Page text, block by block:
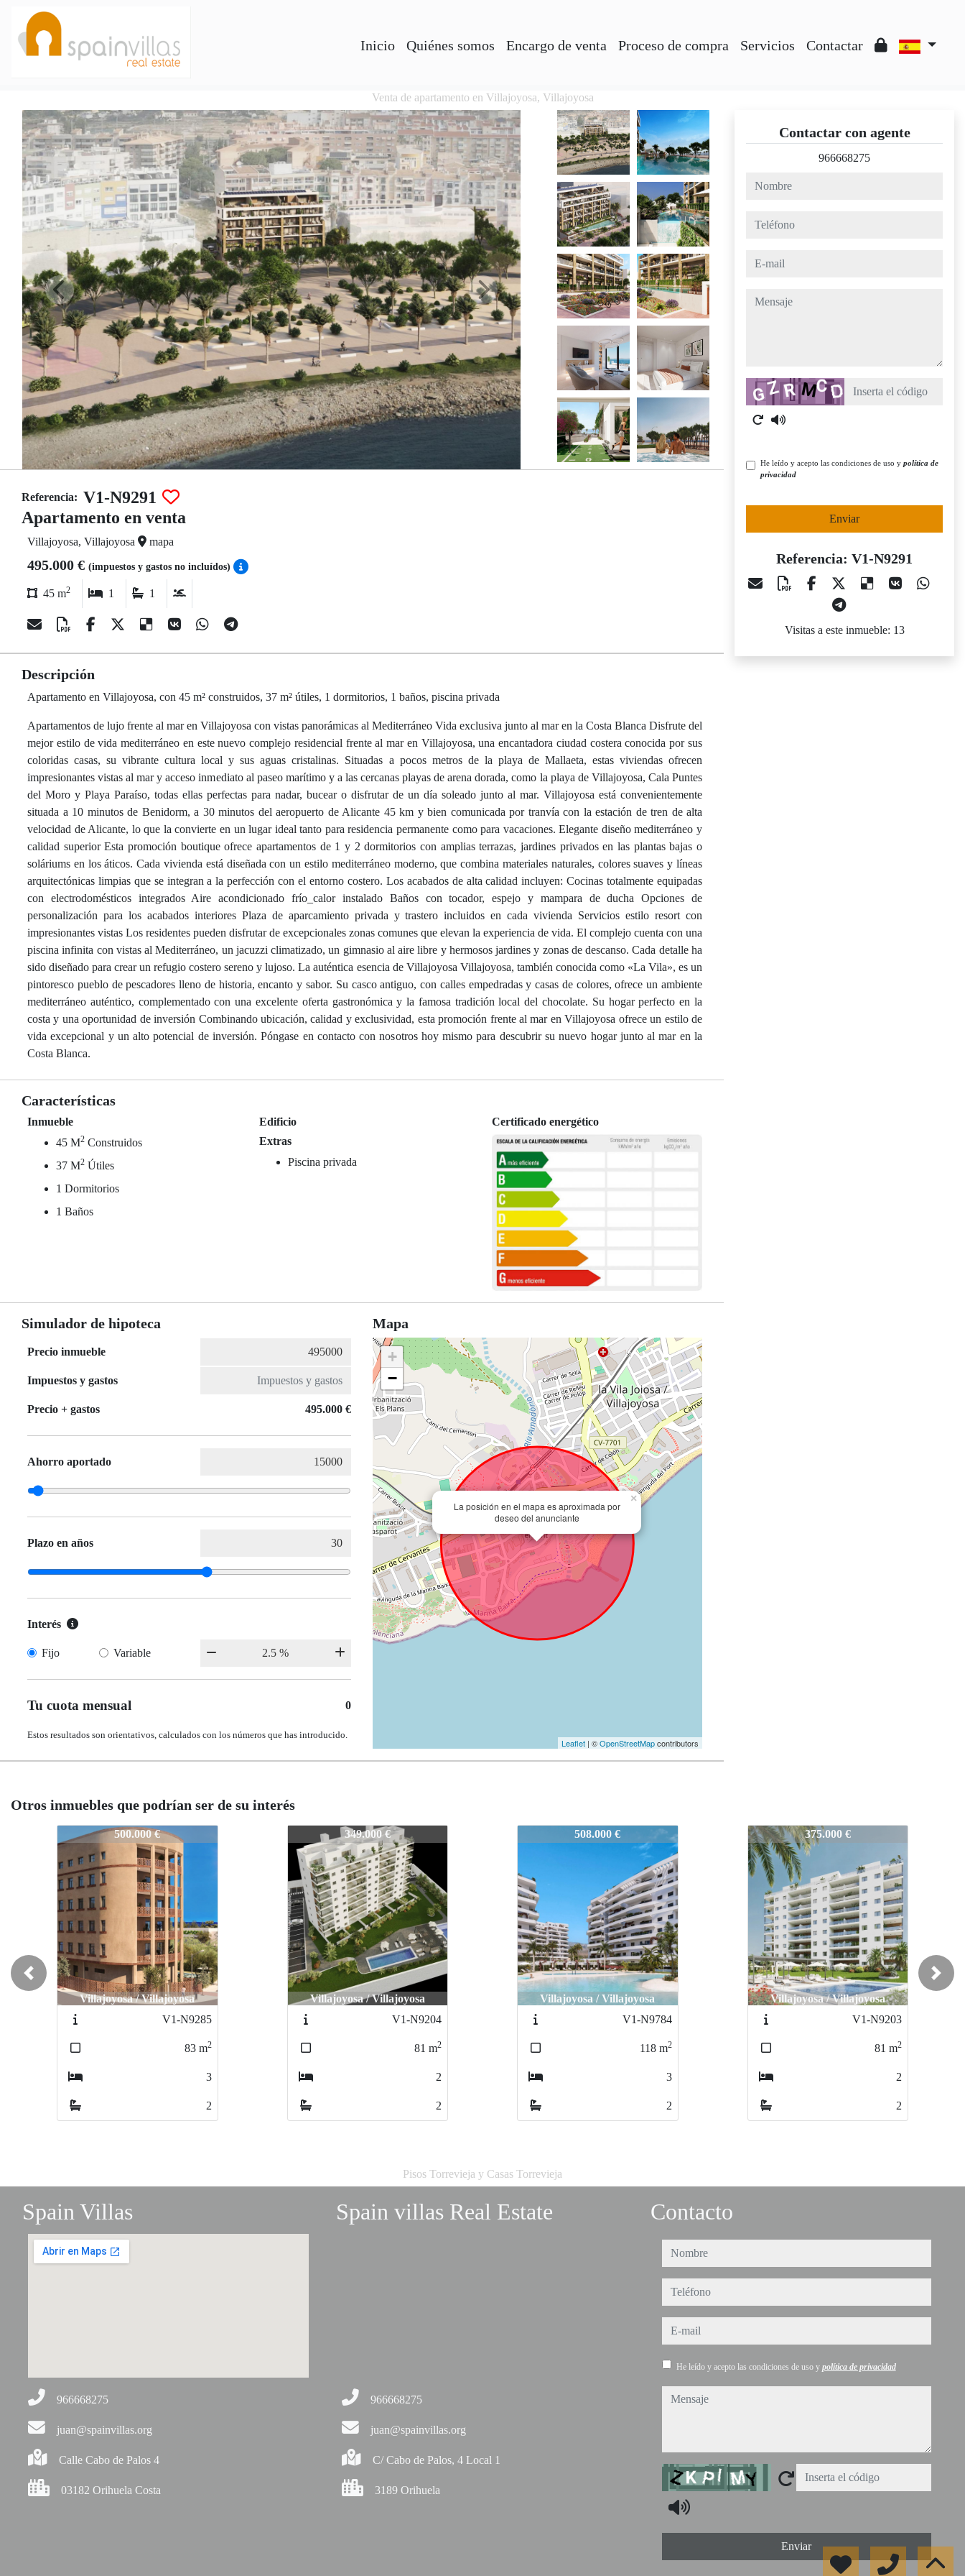
Inicio Quiénes somos Encargo de venta Proceso de compra Servicios Contactar
Venta de apartamento en Villajoyosa, Villajoyosa
Referencia: V1-N9291
Apartamento en venta
Villajoyosa, Villajoyosa mapa
495.000 € (impuestos y gastos no incluídos)
45 m2 1 1
Descripción
Apartamento en Villajoyosa, con 45 m² construidos, 37 m² útiles, 1 dormitorios, 1 baños, piscina privada
Apartamentos de lujo frente al mar en Villajoyosa con vistas panorámicas al Mediterráneo Vida exclusiva junto al mar en la Costa Blanca Disfrute del
mejor estilo de vida mediterráneo en este nuevo complejo residencial frente al mar en Villajoyosa, una encantadora ciudad costera conocida por sus
coloridas casas, su vibrante cultura local y sus aguas cristalinas. Situadas a pocos metros de la playa de Mallaeta, estas viviendas ofrecen
impresionantes vistas al mar y acceso inmediato al paseo marítimo y a las cercanas playas de arena dorada, como la playa de Villajoyosa, Cala Puntes
del Moro y Playa Paraíso, todas ellas perfectas para nadar, bucear o disfrutar de un día soleado junto al mar. Villajoyosa está convenientemente
situada a 10 minutos de Benidorm, a 30 minutos del aeropuerto de Alicante 45 km y bien comunicada por tranvía con la estación de tren de alta
velocidad de Alicante, lo que la convierte en un lugar ideal tanto para residencia permanente como para vacaciones. Elegante diseño mediterráneo y
calidad superior Esta promoción boutique ofrece apartamentos de 1 y 2 dormitorios con amplias terrazas, jardines privados en las plantas bajas o
soláriums en los áticos. Cada vivienda está diseñada con un estilo mediterráneo moderno, que combina materiales naturales, colores suaves y líneas
arquitectónicas limpias que se integran a la perfección con el entorno costero. Los acabados de alta calidad incluyen: Cocinas totalmente equipadas
con electrodomésticos integrados Aire acondicionado frío_calor instalado Baños con tocador, espejo y mampara de ducha Opciones de
personalización para los acabados interiores Plaza de aparcamiento privada y trastero incluidos en cada vivienda Servicios estilo resort con
impresionantes vistas Los residentes pueden disfrutar de excepcionales zonas comunes que elevan la experiencia de vida. El complejo cuenta con una
piscina infinita con vistas al Mediterráneo, un jacuzzi climatizado, un gimnasio al aire libre y hermosos jardines y zonas de descanso. Cada detalle ha
sido diseñado para crear un refugio costero sereno y lujoso. La auténtica esencia de Villajoyosa Villajoyosa, también conocida como «La Vila», es un
pintoresco pueblo de pescadores lleno de historia, encanto y sabor. Su casco antiguo, con calles empedradas y casas de colores, ofrece un ambiente
mediterráneo auténtico, complementado con una excelente oferta gastronómica y la famosa tradición local del chocolate. Su hogar perfecto en la
costa y una oportunidad de inversión Combinando ubicación, calidad y exclusividad, esta promoción frente al mar en Villajoyosa ofrece un estilo de
vida excepcional y un alto potencial de inversión. Póngase en contacto con nosotros hoy mismo para descubrir su nuevo hogar junto al mar en la
Costa Blanca.
Características
Inmueble
45 M2 Construidos
37 M2 Útiles
1 Dormitorios
1 Baños
Edificio
Extras
Piscina privada
Certificado energético
Simulador de hipoteca
Precio inmueble
Impuestos y gastos
Precio + gastos 495.000 €
Ahorro aportado
Plazo en años
Interés
Fijo Variable
Tu cuota mensual 0
Estos resultados son orientativos, calculados con los números que has introducido.
Mapa
La posición en el mapa es aproximada por
deseo del anunciante
×
+
−
Leaflet | ©OpenStreetMapcontributors
Contactar con agente
966668275
nombre
teléfono
e-mail
mensaje
Captcha
He leído y acepto las condiciones de uso y política de
privacidad
Enviar
Referencia: V1-N9291
Visitas a este inmueble: 13
Otros inmuebles que podrían ser de su interés
V1-N9291349.000 €
Villajoyosa / Villajoyosa
V1-N9204
81 m2
2
2
V1-N9291508.000 €
Villajoyosa / Villajoyosa
V1-N9784
118m2
3
2
V1-N9291375.000 €
Villajoyosa / Villajoyosa
V1-N9203
81 m2
2
2
V1-N9291550.000 €
Villajoyosa / Villajoyosa
V1-N9205
85m2
2
2
Previous Next
Pisos Torrevieja y Casas Torrevieja
Spain Villas
966668275
juan@spainvillas.org
Calle Cabo de Palos 4
03182 Orihuela Costa
Spain villas Real Estate
966668275
juan@spainvillas.org
C/ Cabo de Palos, 4 Local 1
3189 Orihuela
Contacto
nombre
teléfono
e-mail
He leído y acepto las condiciones de uso y política de privacidad
mensaje
Captcha
Enviar